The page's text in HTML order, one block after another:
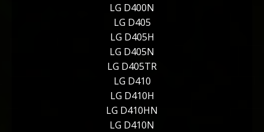
LG D400N
LG D405
LG D405H
LG D405N
LG D405TR
LG D410
LG D410H
LG D410HN
LG D410N